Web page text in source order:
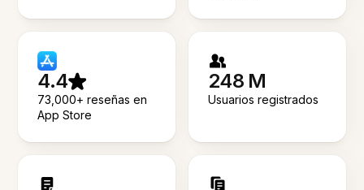
4.4
73,000+ reseñas en
App Store
248 M
Usuarios registrados